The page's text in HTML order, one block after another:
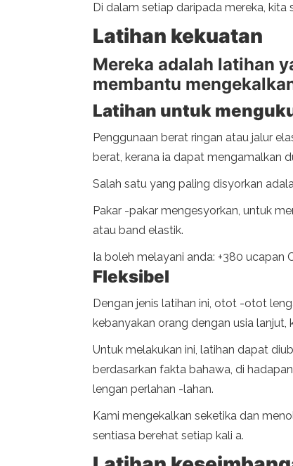
Di dalam setiap daripada mereka,
Latihan kekuatan
Mereka adalah latihan
membantu
Latihan untuk
Penggunaan berat ringan atau jalur
berat, kerana ia dapat mengamalkan
Salah satu yang paling disyorkan
Pakar -pakar mengesyorkan, untuk
atau band elastik.
Ia boleh melayani anda: +380 ucapan
Fleksibel
Dengan jenis latihan ini, otot -otot
kebanyakan orang dengan usia
Untuk melakukan ini, latihan dapat
berdasarkan fakta bahawa, di
lengan perlahan -lahan.
Kami mengekalkan seketika dan
sentiasa berehat setiap kali a.